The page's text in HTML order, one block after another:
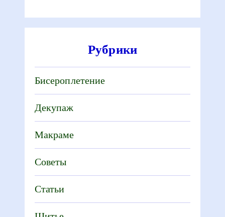
Рубрики
Бисероплетение
Декупаж
Макраме
Советы
Статьи